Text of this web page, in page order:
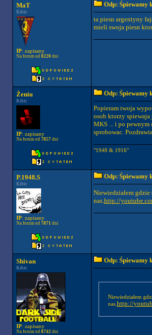
MaT
Kibic
IP: zapisany
Na forum od 8220dni
Odp: Śpiewamy
ta piesn argentyny
mieli swoja piesn
Żeniu
Kibic
IP: zapisany
Na forum od 7857dni
Odp: Śpiewamy
Popieram twoja
osob ktorzy spiewaja
MKS ... i po pewnym
sprobowac.
"1948 & 1916"
P.1948.S
Kibic
IP: zapisany
Na forum od 7871 dni
Odp: Śpiewamy
Niewiedziałem
nas.http://
Shivan
Kibic
IP: zapisany
Na forum od 8742dni
Odp: Śpiewamy
Niewiedziałem
nas. http://